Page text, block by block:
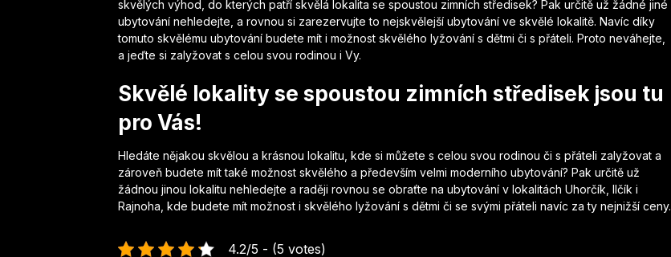
skvělých výhod, do kterých patří skvělá lokalita se spoustou zimních středisek? Pak určitě už žádné jiné
ubytování nehledejte, a rovnou si zarezervujte to nejskvělejší ubytování ve skvělé lokalitě. Navíc díky
tomuto skvělému ubytování budete mít i možnost skvělého lyžování s dětmi či s přáteli. Proto neváhejte,
a jeďte si zalyžovat s celou svou rodinou i Vy.
Skvělé lokality se spoustou zimních středisek jsou tu
pro Vás!
Hledáte nějakou skvělou a krásnou lokalitu, kde si můžete s celou svou rodinou či s přáteli zalyžovat a
zároveň budete mít také možnost skvělého a především velmi moderního ubytování? Pak určitě už
žádnou jinou lokalitu nehledejte a raději rovnou se obraťte na ubytování v lokalitách Uhorčík, Ilčík i
Rajnoha, kde budete mít možnost i skvělého lyžování s dětmi či se svými přáteli navíc za ty nejnižší ceny.
4.2/5 - (5 votes)